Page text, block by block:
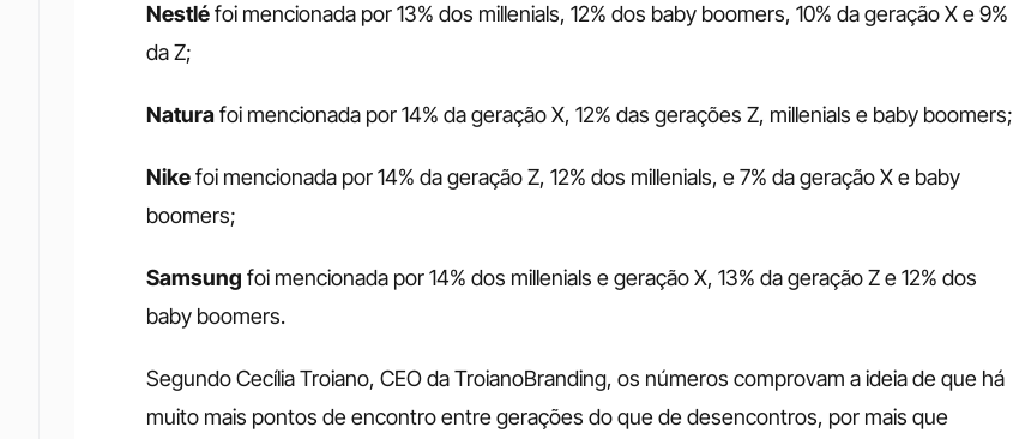
Nestlé foi mencionada por 13% dos millenials, 12% dos baby boomers, 10% da geração X e 9%
da Z;
Natura foi mencionada por 14% da geração X, 12% das gerações Z, millenials e baby boomers;
Nike foi mencionada por 14% da geração Z, 12% dos millenials, e 7% da geração X e baby
boomers;
Samsung foi mencionada por 14% dos millenials e geração X, 13% da geração Z e 12% dos
baby boomers.
Segundo Cecília Troiano, CEO da TroianoBranding, os números comprovam a ideia de que há
muito mais pontos de encontro entre gerações do que de desencontros, por mais que